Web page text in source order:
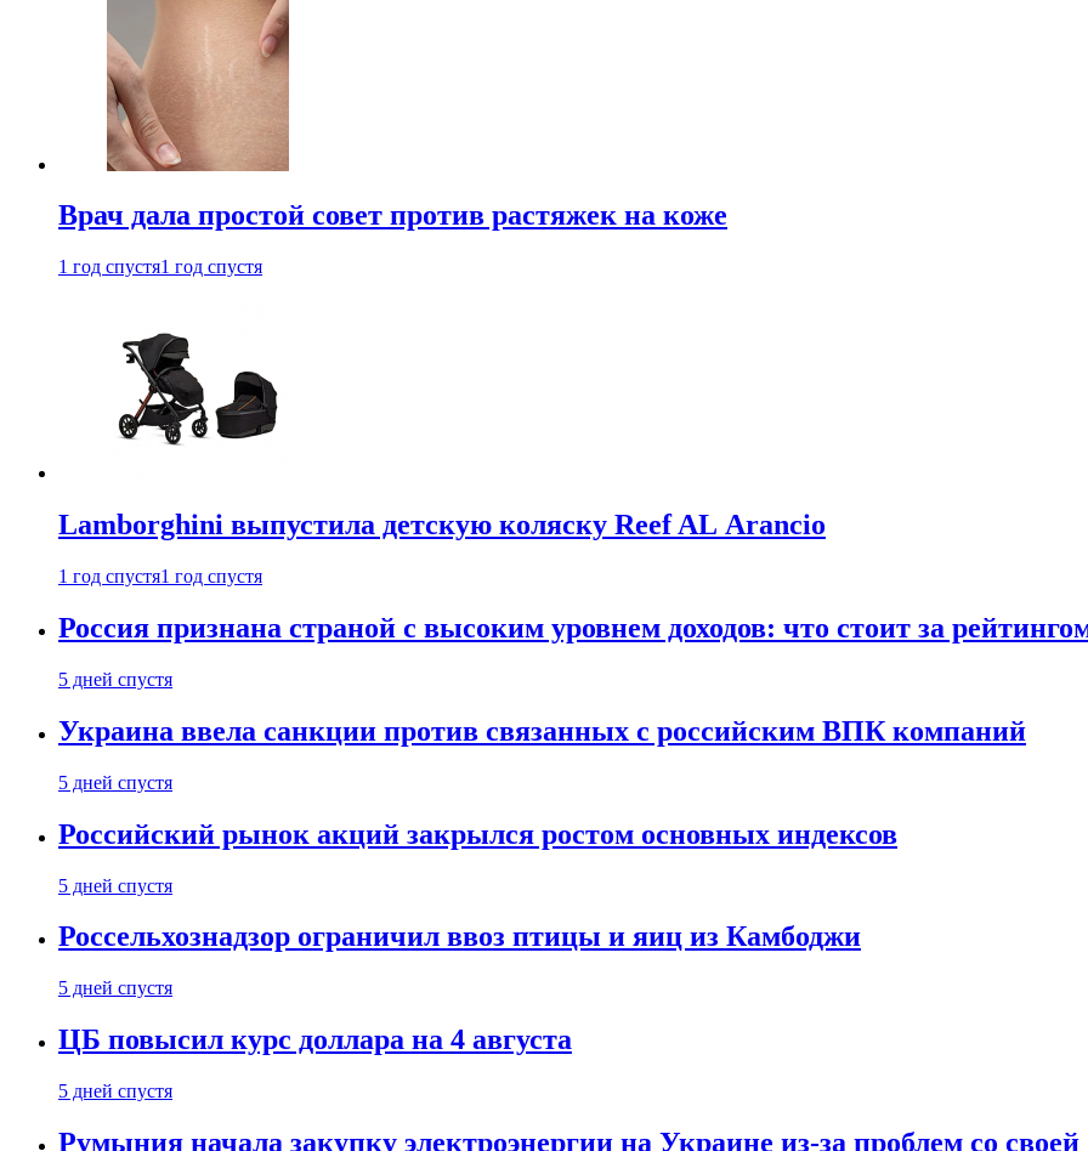
Врач дала простой совет против растяжек на коже
1 год спустя1 год спустя
Lamborghini выпустила детскую коляску Reef AL Arancio
1 год спустя1 год спустя
Россия признана страной с высоким уровнем доходов: что стоит за
5 дней спустя
Украина ввела санкции против связанных с российским ВПК компаний
5 дней спустя
Российский рынок акций закрылся ростом основных индексов
5 дней спустя
Россельхознадзор ограничил ввоз птицы и яиц из Камбоджи
5 дней спустя
ЦБ повысил курс доллара на 4 августа
5 дней спустя
Румыния начала закупку электроэнергии на Украине из-за проблем со